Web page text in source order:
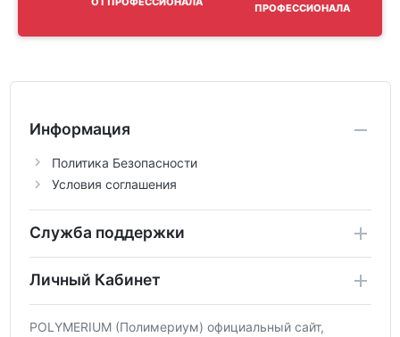
Информация
Политика Безопасности
Условия соглашения
Служба поддержки
Личный Кабинет
POLYMERIUM (Полимериум) официальный сайт,